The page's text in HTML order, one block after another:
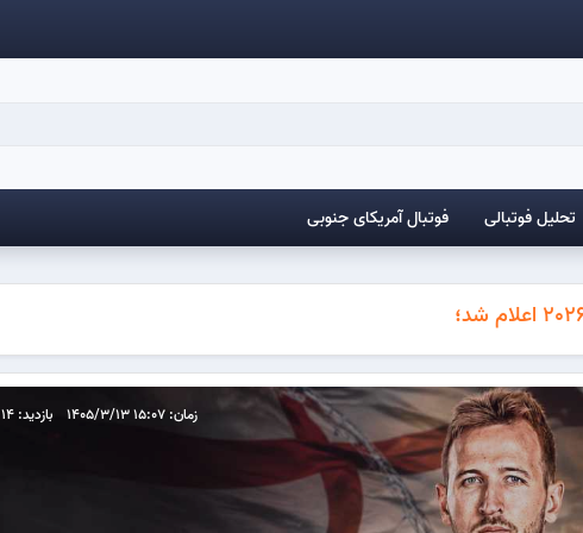
تحلیل فوتبالی فوتبال آمریکای جنوبی
زمان: 15:07 1405/3/13 بازدید: 14